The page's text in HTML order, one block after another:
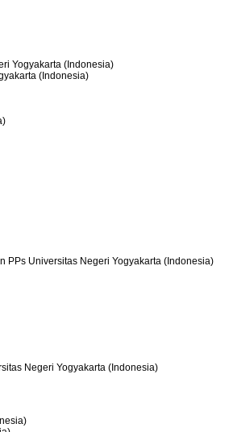
Yogyakarta (Indonesia)
(Indonesia)
PPs Universitas Negeri Yogyakarta (Indonesia)
Negeri Yogyakarta (Indonesia)